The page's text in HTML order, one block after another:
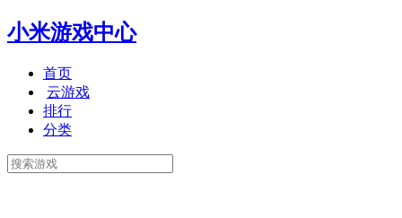
小米游戏中心
首页
云游戏
排行
分类